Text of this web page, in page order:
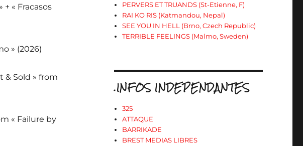
+ « Fracasos
» (2026)
& Sold » from
« Failure by
PERVERS ET TRUANDS (St-Etienne, F)
RAI KO RIS (Katmandou, Nepal)
SEE YOU IN HELL (Brno, Czech Republic)
TERRIBLE FEELINGS (Malmo, Sweden)
.INFOS INDEPENDANTES
325
ATTAQUE
BARRIKADE
BREST MEDIAS LIBRES